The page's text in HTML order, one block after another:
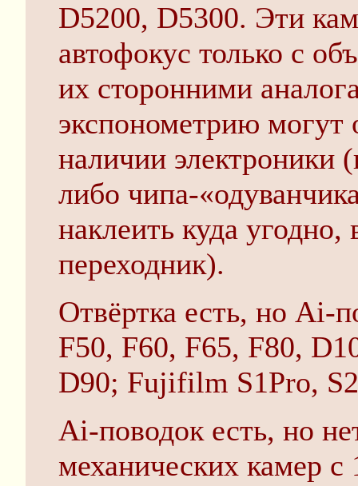
D5200, D5300. Эти
автофокус только с
их сторонними
экспонометрию могут
наличии электроники
либо чипа-
наклеить куда
переходник).
Отвёртка есть, но Ai-
F50, F60, F65, F80,
D90; Fujifilm S1Pro,
Ai-поводок есть, но
механических камер c